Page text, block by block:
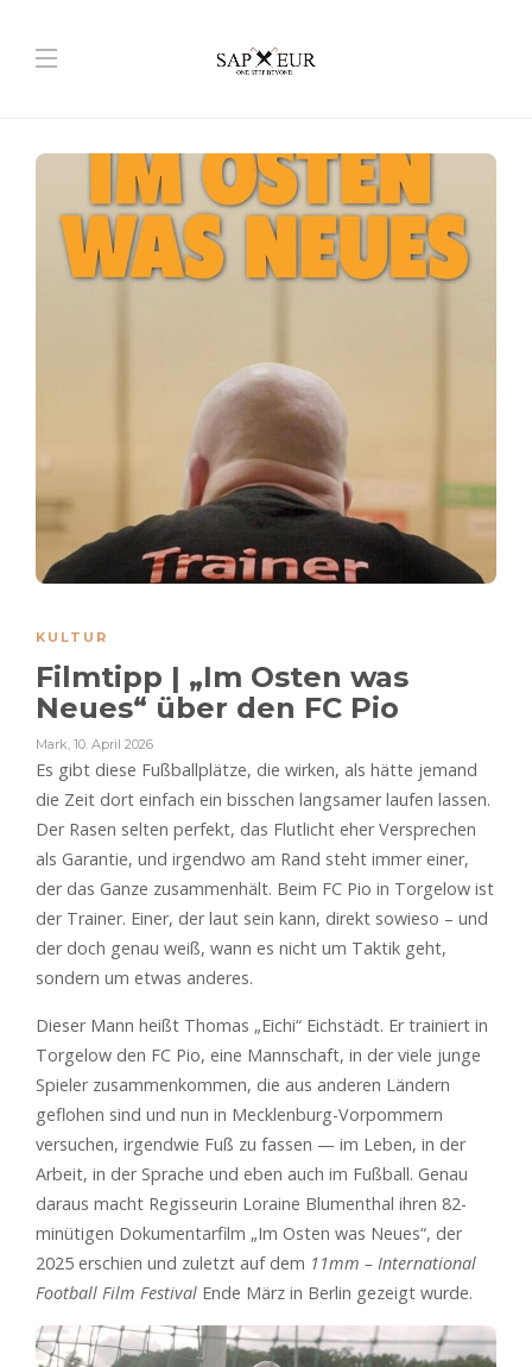
KULTUR
Filmtipp | „Im Osten was
Neues“ über den FC Pio
Mark, 10. April 2026
Es gibt diese Fußballplätze, die wirken, als hätte jemand
die Zeit dort einfach ein bisschen langsamer laufen lassen.
Der Rasen selten perfekt, das Flutlicht eher Versprechen
als Garantie, und irgendwo am Rand steht immer einer,
der das Ganze zusammenhält. Beim FC Pio in Torgelow ist
der Trainer. Einer, der laut sein kann, direkt sowieso – und
der doch genau weiß, wann es nicht um Taktik geht,
sondern um etwas anderes.
Dieser Mann heißt Thomas „Eichi“ Eichstädt. Er trainiert in
Torgelow den FC Pio, eine Mannschaft, in der viele junge
Spieler zusammenkommen, die aus anderen Ländern
geflohen sind und nun in Mecklenburg-Vorpommern
versuchen, irgendwie Fuß zu fassen — im Leben, in der
Arbeit, in der Sprache und eben auch im Fußball. Genau
daraus macht Regisseurin Loraine Blumenthal ihren 82-
minütigen Dokumentarfilm „Im Osten was Neues“, der
2025 erschien und zuletzt auf dem 11mm – International
Football Film Festival Ende März in Berlin gezeigt wurde.